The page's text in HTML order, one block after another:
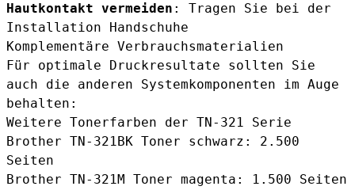
Hautkontakt vermeiden : Tragen Sie bei der
Installation Handschuhe
Komplementäre Verbrauchsmaterialien
Für optimale Druckresultate sollten Sie
auch die anderen Systemkomponenten im Auge
behalten:
Weitere Tonerfarben der TN-321 Serie
Brother TN-321BK Toner schwarz : 2.500
Seiten
Brother TN-321M Toner magenta : 1.500 Seiten